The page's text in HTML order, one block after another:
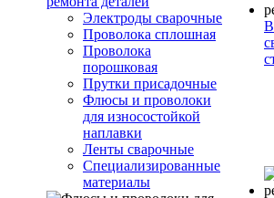
Электроды сварочные
Проволока сплошная
Проволока
порошковая
Прутки присадочные
Флюсы и проволоки
для износостойкой
наплавки
Ленты сварочные
Специализированные
материалы